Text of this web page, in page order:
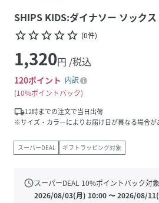
SHIPS KIDS:ダイナソー ソックス
star_borderstar_borderstar_borderstar_borderstar_border (0件)
1,320円 /税込
120ポイント 内訳
10%ポイントバック
local_shipping12時までの注文で当日出荷
※サイズ・カラーによりお届け日が異なる場合が
スーパーDEAL ギフトラッピング対象
scheduleスーパーDEAL 10%ポイントバック対
2026/08/03(月) 10:00〜2026/08/